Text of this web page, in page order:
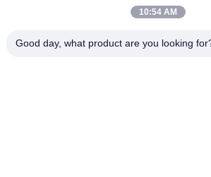
10:54 AM
Good day, what product are you looking